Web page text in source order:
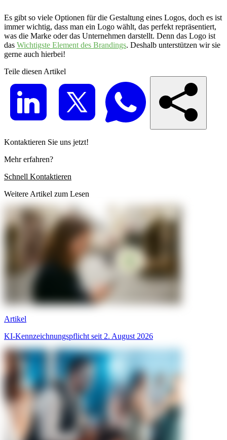
Es gibt so viele Optionen für die Gestaltung eines Logos, doch es ist
immer wichtig, dass man ein Logo wählt, das perfekt repräsentiert,
was die Marke oder das Unternehmen darstellt. Denn das Logo ist
das Wichtigste Element des Brandings. Deshalb unterstützen wir sie
gerne auch hierbei!
Teile diesen Artikel
Kontaktieren Sie uns jetzt!
Mehr erfahren?
Schnell Kontaktieren
Weitere Artikel zum Lesen
Artikel
KI-Kennzeichnungspflicht seit 2. August 2026